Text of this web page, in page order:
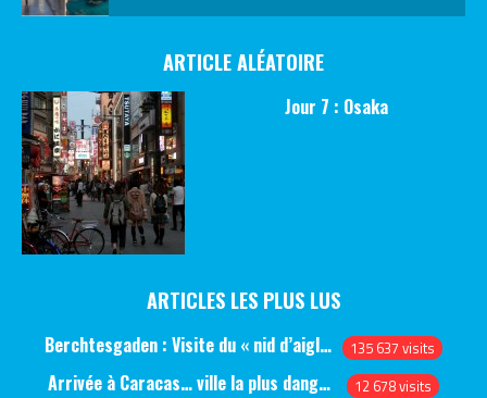
ARTICLE ALÉATOIRE
Jour 7 : Osaka
ARTICLES LES PLUS LUS
Berchtesgaden : Visite du « nid d’aigle » et des bunkers d’Hitler 135 637 visits
Arrivée à Caracas… ville la plus dangereuse du monde (jour 1) 12 678 visits